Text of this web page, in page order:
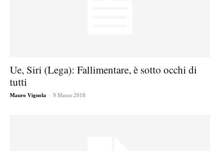
Ue, Siri (Lega): Fallimentare, è sotto occhi di
tutti
Mauro Vignola - 9 Marzo 2018